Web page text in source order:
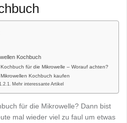
Kochbuch
Kochbuch für die Mikrowelle – Worauf achten?
Mikrowellen Kochbuch kaufen
Mehr interessante Artikel
für die Mikrowelle? Dann bist
mal wieder viel zu faul um etwas